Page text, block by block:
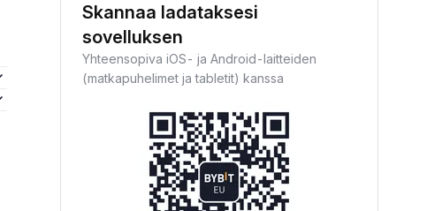
Skannaa ladataksesi
sovelluksen
Yhteensopiva iOS- ja Android-laitteiden
(matkapuhelimet ja tabletit) kanssa